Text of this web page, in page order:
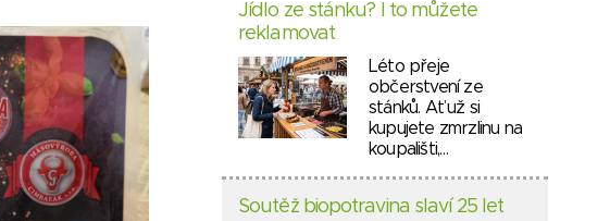
Jídlo ze stánku? I to můžete
reklamovat
Léto přeje
občerstvení ze
stánků. Ať už si
kupujete zmrzlinu na
koupališti,…
Soutěž biopotravina slaví 25 let